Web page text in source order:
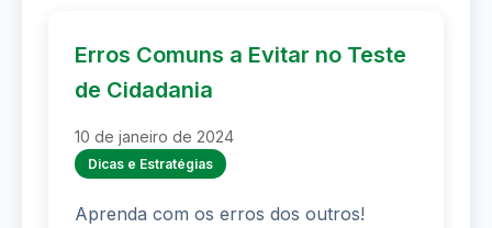
Erros Comuns a Evitar no Teste
de Cidadania
10 de janeiro de 2024
Dicas e Estratégias
Aprenda com os erros dos outros!